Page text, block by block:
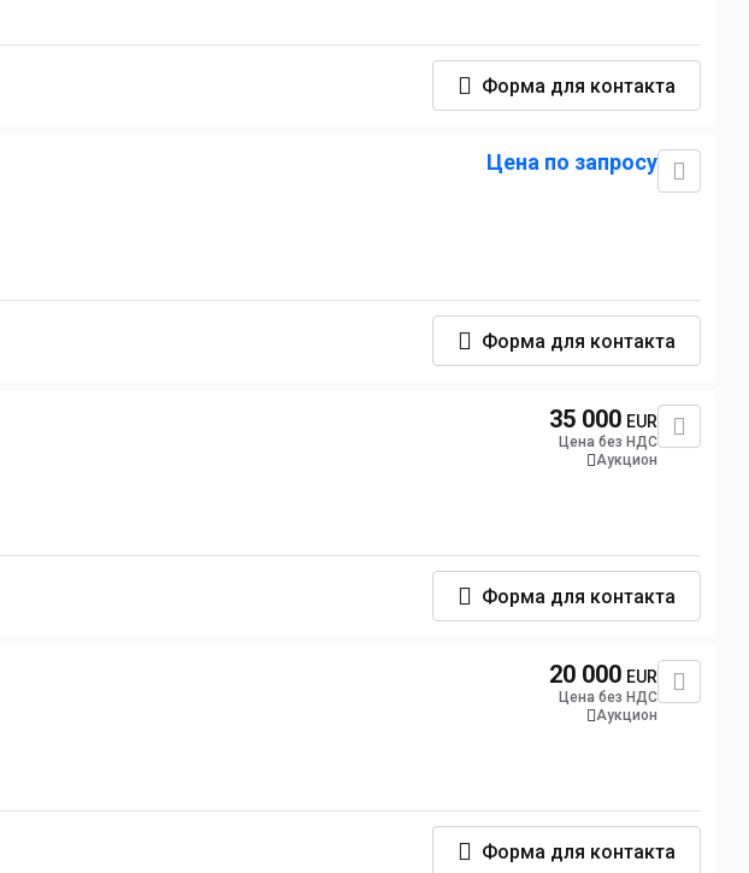
Форма для контакта
Цена по запросу
Форма для контакта
35 000 EUR
Цена без НДС
Аукцион
Форма для контакта
20 000 EUR
Цена без НДС
Аукцион
Форма для контакта